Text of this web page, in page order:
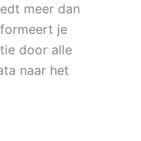
meer dan
je
door alle
naar het